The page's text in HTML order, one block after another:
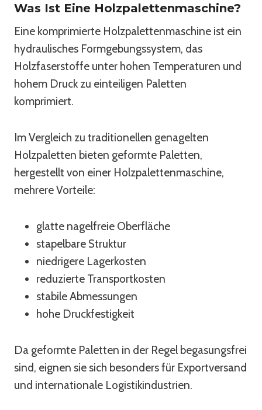
Was Ist Eine Holzpalettenmaschine?
Eine komprimierte Holzpalettenmaschine ist ein
hydraulisches Formgebungssystem, das
Holzfaserstoffe unter hohen Temperaturen und
hohem Druck zu einteiligen Paletten
komprimiert.
Im Vergleich zu traditionellen genagelten
Holzpaletten bieten geformte Paletten,
hergestellt von einer Holzpalettenmaschine,
mehrere Vorteile:
glatte nagelfreie Oberfläche
stapelbare Struktur
niedrigere Lagerkosten
reduzierte Transportkosten
stabile Abmessungen
hohe Druckfestigkeit
Da geformte Paletten in der Regel begasungsfrei
sind, eignen sie sich besonders für Exportversand
und internationale Logistikindustrien.